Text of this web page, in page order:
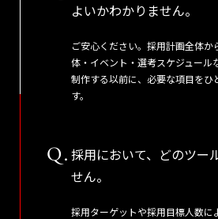
よいかわかりません。
ご安心ください。採用計画全体か
体・イベント・選考スケジュール
制作する以前に、必要な項目をひ
す。
採用において、どのツー
せん。
採用ターゲットや採用目標人数に